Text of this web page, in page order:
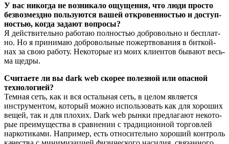
У вас нико­гда не воз­ни­ка­ло ощу­ще­ния, что люди про­сто
без­воз­мезд­но поль­зу­ют­ся вашей откро­вен­но­стью и доступ­
но­стью, когда зада­ют вопросы?
Я дей­стви­тель­но рабо­таю пол­но­стью доб­ро­воль­но и бес­плат­
но. Но я при­ни­маю доб­ро­воль­ные пожерт­во­ва­ния в бит­кой­
нах за свою рабо­ту. Неко­то­рые из моих кли­ен­тов быва­ют весь­
ма щедры.
Счи­та­е­те ли вы dark web ско­рее полез­ной или опас­ной
технологией?
Тем­ная сеть, как и вся осталь­ная сеть, в целом явля­ет­ся
инстру­мен­том, кото­рый мож­но исполь­зо­вать как для хоро­ших
вещей, так и для пло­хих. Dark web рын­ки пред­ла­га­ют неко­то­
рые пре­иму­ще­ства в срав­не­нии с тра­ди­ци­он­ной тор­гов­лей
нар­ко­ти­ка­ми. Напри­мер, есть отно­си­тель­но хоро­ший кон­троль